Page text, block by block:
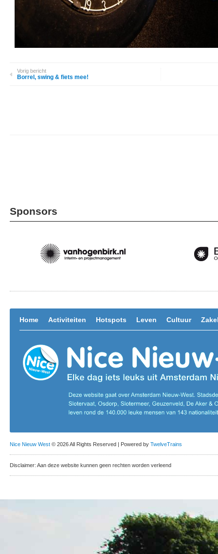
Vorig bericht
Borrel, swing & fiets mee!
Sponsors
Home Activiteiten Hotspots Leven Cultuur
Nice Nieuw West © 2026 All Rights Reserved | Powered by TwelveTrains
Disclaimer: Aan deze website kunnen geen rechten worden verleend